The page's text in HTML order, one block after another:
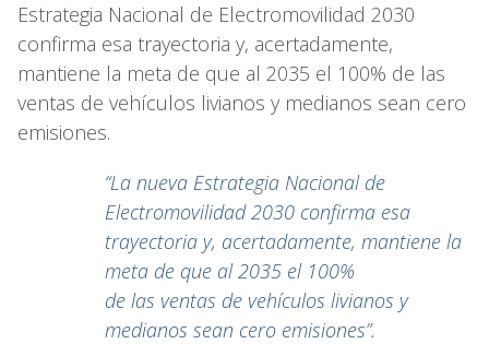
Estrategia Nacional de Electromovilidad 2030
confirma esa trayectoria y, acertadamente,
mantiene la meta de que al 2035 el 100% de las
ventas de vehículos livianos y medianos sean cero
emisiones.
“La nueva Estrategia Nacional de
Electromovilidad 2030 confirma esa
trayectoria y, acertadamente, mantiene la
meta de que al 2035 el 100%
de las ventas de vehículos livianos y
medianos sean cero emisiones”.